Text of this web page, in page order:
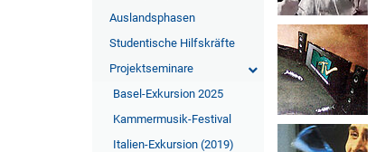
Auslandsphasen
Studentische Hilfskräfte
Projektseminare
Basel-Exkursion 2025
Kammermusik-Festival
Italien-Exkursion (2019)